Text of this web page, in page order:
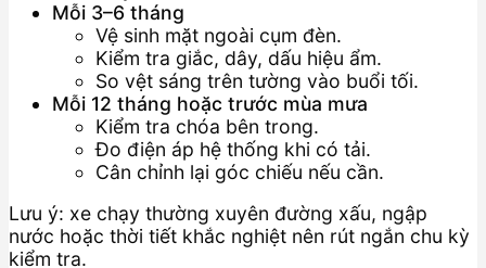
Mỗi 3–6 tháng
Vệ sinh mặt ngoài cụm đèn.
Kiểm tra giắc, dây, dấu hiệu ẩm.
So vệt sáng trên tường vào buổi tối.
Mỗi 12 tháng hoặc trước mùa mưa
Kiểm tra chóa bên trong.
Đo điện áp hệ thống khi có tải.
Cân chỉnh lại góc chiếu nếu cần.
Lưu ý: xe chạy thường xuyên đường xấu, ngập
nước hoặc thời tiết khắc nghiệt nên rút ngắn chu kỳ
kiểm tra.